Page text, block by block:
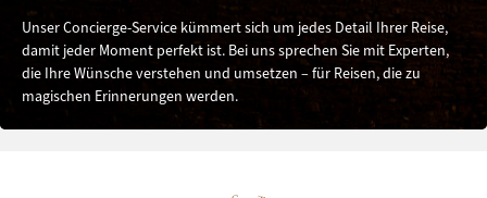
Unser Concierge-Service kümmert sich um jedes Detail Ihrer Reise,
damit jeder Moment perfekt ist. Bei uns sprechen Sie mit Experten,
die Ihre Wünsche verstehen und umsetzen – für Reisen, die zu
magischen Erinnerungen werden.